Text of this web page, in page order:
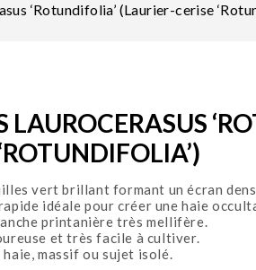
‘Rotundifolia’ (Laurier-cerise
LAUROCERASUS
vert brillant formant un écran
idéale pour créer une haie
printanière très mellifère.
et très facile à cultiver.
massif ou sujet isolé.